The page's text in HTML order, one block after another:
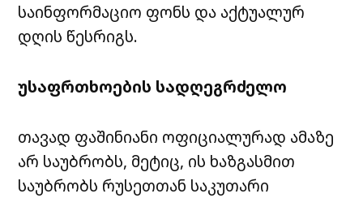
საინფორმაციო ფონს და აქტუალურ
დღის წესრიგს.
უსაფრთხოების სადღეგრძელო
თავად ფაშინიანი ოფიციალურად ამაზე
არ საუბრობს, მეტიც, ის ხაზგასმით
საუბრობს რუსეთთან საკუთარი